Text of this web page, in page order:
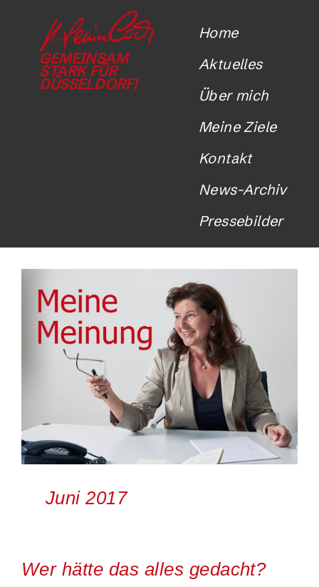
GEMEINSAM
STARK FÜR
DÜSSELDORF!
Home
Aktuelles
Über mich
Meine Ziele
Kontakt
News-Archiv
Pressebilder
Juni 2017
Wer hätte das alles gedacht?